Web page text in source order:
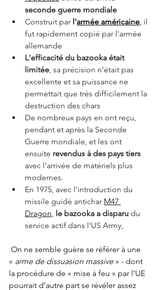
seconde guerre mondiale
Construit par l'armée américaine, il
fut rapidement copié par l'armée
allemande
L'efficacité du bazooka était
limitée, sa précision n'était pas
excellente et sa puissance ne
permettait que très difficilement la
destruction des chars
De nombreux pays en ont reçu,
pendant et après la Seconde
Guerre mondiale, et les ont
ensuite revendus à des pays tiers
avec l’arrivée de matériels plus
modernes.
En 1975, avec l'introduction du
missile guidé antichar M47
Dragon, le bazooka a disparu du
service actif dans l'US Army,
On ne semble guère se référer à une
« arme de dissuasion massive » - dont
la procédure de « mise à feu » par l’UE
pourrait d’autre part se révéler assez